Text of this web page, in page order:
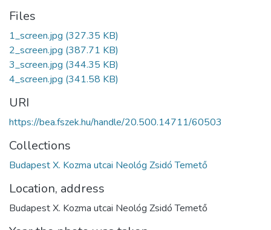
Files
1_screen.jpg (327.35 KB)
2_screen.jpg (387.71 KB)
3_screen.jpg (344.35 KB)
4_screen.jpg (341.58 KB)
URI
https://bea.fszek.hu/handle/20.500.14711/60503
Collections
Budapest X. Kozma utcai Neológ Zsidó Temető
Location, address
Budapest X. Kozma utcai Neológ Zsidó Temető